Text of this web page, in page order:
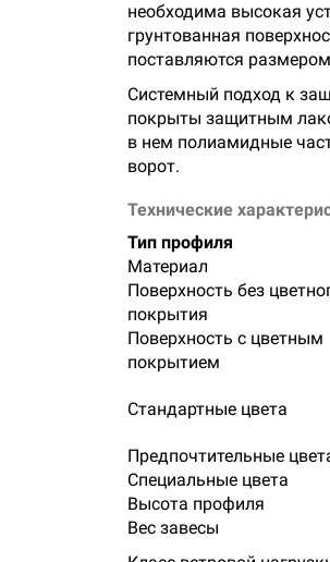
необходима высокая
грунтованная
поставляются
Системный подход к
покрыты защитным
в нем полиамидные
ворот.
Технические
Тип профиля
Материал
Поверхность без
покрытия
Поверхность с цветным
покрытием
Стандартные цвета
Предпочтительные
Специальные цвета
Высота профиля
Вес завесы